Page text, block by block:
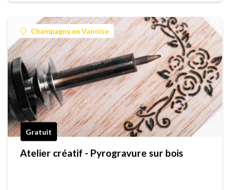
Champagny en Vanoise
Gratuit
Atelier créatif - Pyrogravure sur bois